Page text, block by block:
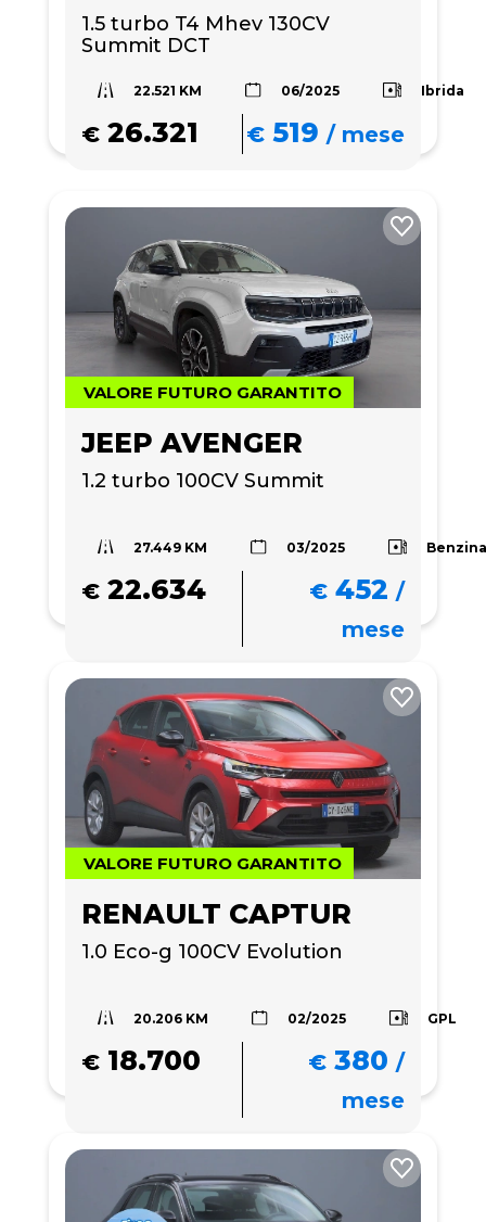
1.5 turbo T4 Mhev 130CV
Summit DCT
22.521 KM 06/2025 Ibrida
€ 26.321 € 519 /mese
VALORE FUTURO GARANTITO
JEEP AVENGER
1.2 turbo 100CV Summit
27.449 KM 03/2025
€ 22.634 € 452 /
mese
VALORE FUTURO GARANTITO
RENAULT CAPTUR
1.0 Eco-g 100CV Evolution
20.206 KM 02/2025 GPL
€ 18.700 € 380 /
mese